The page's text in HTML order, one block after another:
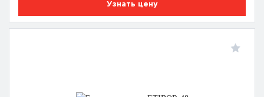
Узнать цену